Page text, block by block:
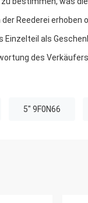
Reederei
als
des
5" 9F0N66